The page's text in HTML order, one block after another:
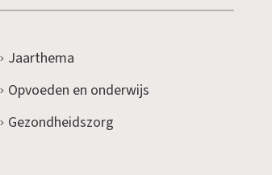
Jaarthema
Opvoeden en onderwijs
Gezondheidszorg